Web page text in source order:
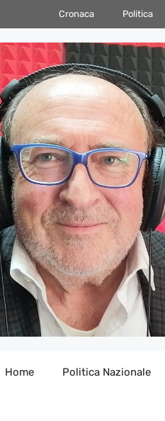
Cronaca Politica
Home Politica Nazionale